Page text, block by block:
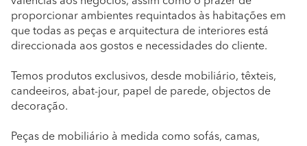
proporcionar ambientes requintados às habitações em
que todas as peças e arquitectura de interiores está
direccionada aos gostos e necessidades do cliente.
Temos produtos exclusivos, desde mobiliário, têxteis,
candeeiros, abat-jour, papel de parede, objectos de
decoração.
Peças de mobiliário à medida como sofás, camas,